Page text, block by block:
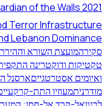
of the Walls 2021
Terror Infrastructure
Lebanon Dominance
סקירהמועצת השורא
טקטיקות ודוקטרינה
ואיומים אסטרטגייםארסנל
מודרניתמעוזיו התת-